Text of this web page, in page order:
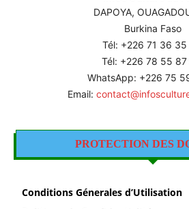
DAPOYA,
Burkina Faso
Tél: +226 71 36 35
Tél: +226 78 55
WhatsApp: +226 75
Email:
PROTECTION DES
Conditions Génerales d’Utilisation